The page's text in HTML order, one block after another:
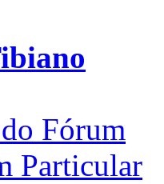
Fórum
Particular